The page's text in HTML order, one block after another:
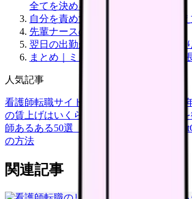
全てを決める
自分を責めすぎないための3つの考
先輩ナースの「新人時代の失敗談」
翌日の出勤が怖い——ミス翌日を乗
まとめ｜ミスは終わりではなく、成
人気記事
看護師転職サイトランキングTOP5【2026
の賃上げはいくら？2026年度の最新情報
師あるある50選【共感必至】
看護師が
の方法
関連記事